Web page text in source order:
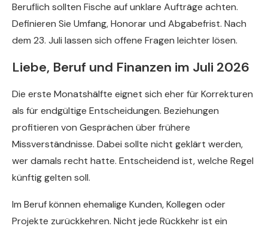
Beruflich sollten Fische auf unklare Aufträge achten.
Definieren Sie Umfang, Honorar und Abgabefrist. Nach
dem 23. Juli lassen sich offene Fragen leichter lösen.
Liebe, Beruf und Finanzen im Juli 2026
Die erste Monatshälfte eignet sich eher für Korrekturen
als für endgültige Entscheidungen. Beziehungen
profitieren von Gesprächen über frühere
Missverständnisse. Dabei sollte nicht geklärt werden,
wer damals recht hatte. Entscheidend ist, welche Regel
künftig gelten soll.
Im Beruf können ehemalige Kunden, Kollegen oder
Projekte zurückkehren. Nicht jede Rückkehr ist ein